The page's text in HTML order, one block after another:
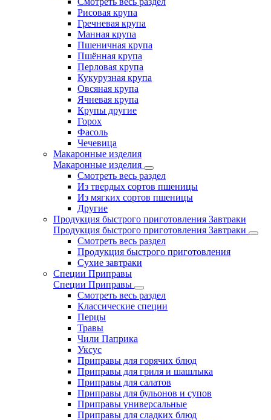
Рисовая крупа
Гречневая крупа
Манная крупа
Пшеничная крупа
Пшённая крупа
Перловая крупа
Кукурузная крупа
Овсяная крупа
Ячневая крупа
Крупы другие
Горох
Фасоль
Чечевица
Макаронные изделия
Макаронные изделия
Смотреть весь раздел
Из твердых сортов пшеницы
Из мягких сортов пшеницы
Другие
Продукция быстрого приготовления Завтраки
Продукция быстрого приготовления Завтраки
Смотреть весь раздел
Продукция быстрого приготовления
Сухие завтраки
Специи Приправы
Специи Приправы
Смотреть весь раздел
Классические специи
Перцы
Травы
Чили Паприка
Уксус
Приправы для горячих блюд
Приправы для гриля и шашлыка
Приправы для салатов
Приправы для бульонов и супов
Приправы универсальные
Приправы для сладких блюд